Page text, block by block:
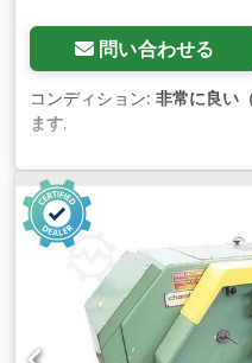
問い合わせる
コンディション: 非常に良い
ます,